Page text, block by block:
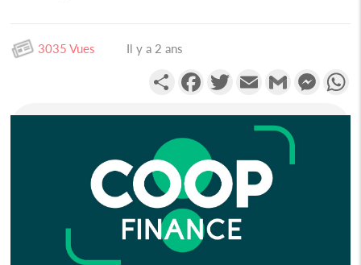
3035 Vues Il y a 2 ans
PartagerFacebookTwitterEmail Gmail